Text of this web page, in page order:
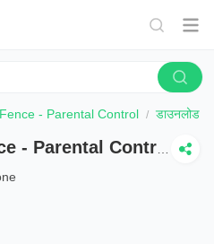
- Parental Control डाउनलोड